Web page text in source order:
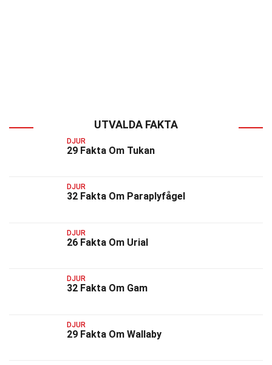
UTVALDA FAKTA
DJUR
29 Fakta Om Tukan
DJUR
32 Fakta Om Paraplyfågel
DJUR
26 Fakta Om Urial
DJUR
32 Fakta Om Gam
DJUR
29 Fakta Om Wallaby